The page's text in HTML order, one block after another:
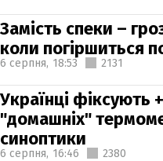
Замість спеки –
коли погіршиться
6 серпня, 18:53 2131
Українці фіксують
"домашніх"
синоптики
6 серпня, 16:46 2380